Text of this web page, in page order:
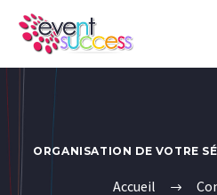
ORGANISATION DE VOTRE
Accueil